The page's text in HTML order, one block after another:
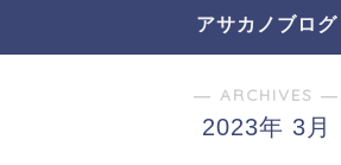
アサカノブログ
― ARCHIVES ―
2023年 3月